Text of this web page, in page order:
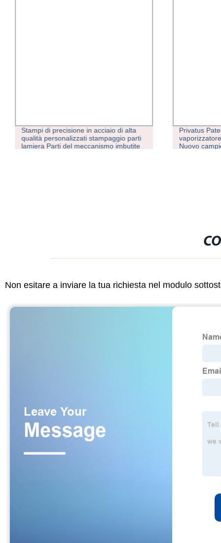
Stampi di precisione in acciaio di alta
qualità personalizzati stampaggio parti
lamiera Parti del meccanismo imbutite
Privatus
Nuovo
Non esitare a inviare la tua richiesta nel modulo